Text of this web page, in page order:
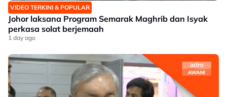
VIDEO TERKINI & POPULAR
Johor laksana Program Semarak Maghrib dan Isyak
perkasa solat berjemaah
1 day ago